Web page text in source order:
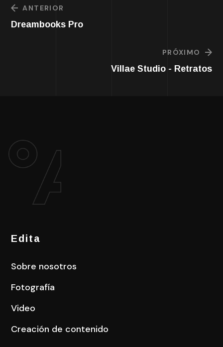
ANTERIOR
Dreambooks Pro
PRÓXIMO
Villae Studio - Retratos
Edita
Sobre nosotros
Fotografía
Video
Creación de contenido